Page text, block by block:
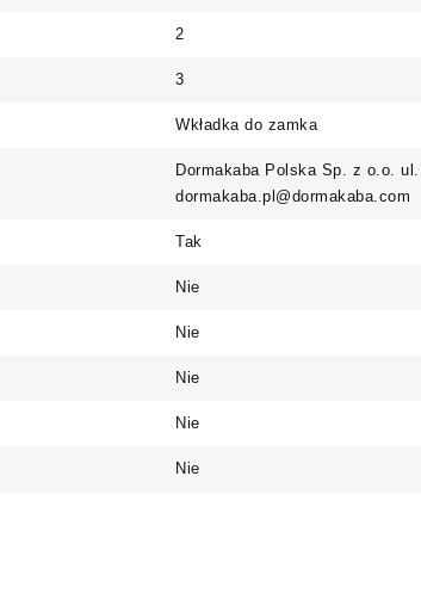
2
3
Wkładka do zamka
Dormakaba Polska Sp. z o.o.
dormakaba.pl@dormakaba.com
Tak
Nie
Nie
Nie
Nie
Nie